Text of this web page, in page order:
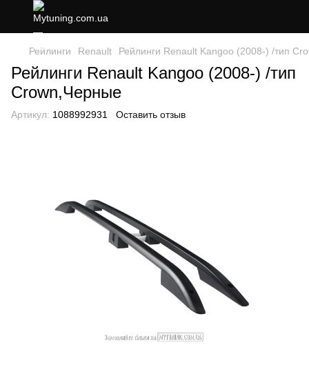
Рейлинги Renault Рейлинги Renault Kangoo (2008-) /тип
Рейлинги Renault Kangoo (2008-) /тип
Crown,Черные
Артикул: 1088992931 Оставить отзыв